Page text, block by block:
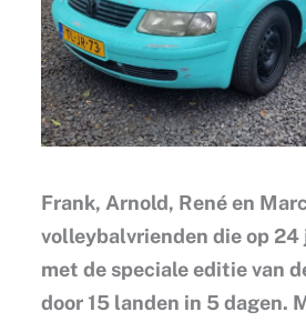
Frank, Arnold, René en
volleybalvrienden die op 24
met de speciale editie van
door 15 landen in 5 dagen.